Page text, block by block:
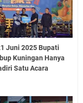
Juni 2025 Bupati
Kuningan Hanya
Satu Acara